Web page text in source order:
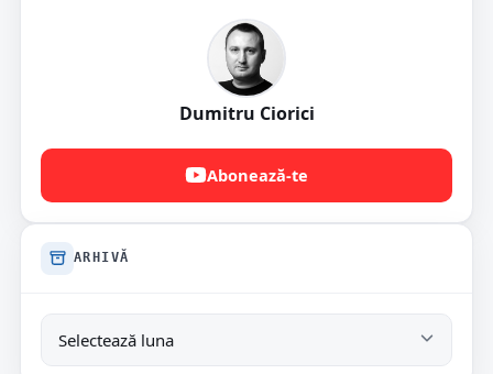
Dumitru Ciorici
Abonează-te
ARHIVĂ